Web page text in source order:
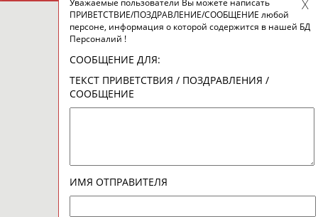
ПРИВЕТСТВИЕ/ПОЗДРАВЛЕНИЕ/СООБЩЕНИЕ любой
персоне, информация о которой содержится в нашей БД
Персоналий !
СООБЩЕНИЕ ДЛЯ:
ТЕКСТ ПРИВЕТСТВИЯ / ПОЗДРАВЛЕНИЯ /
СООБЩЕНИЕ
ИМЯ ОТПРАВИТЕЛЯ